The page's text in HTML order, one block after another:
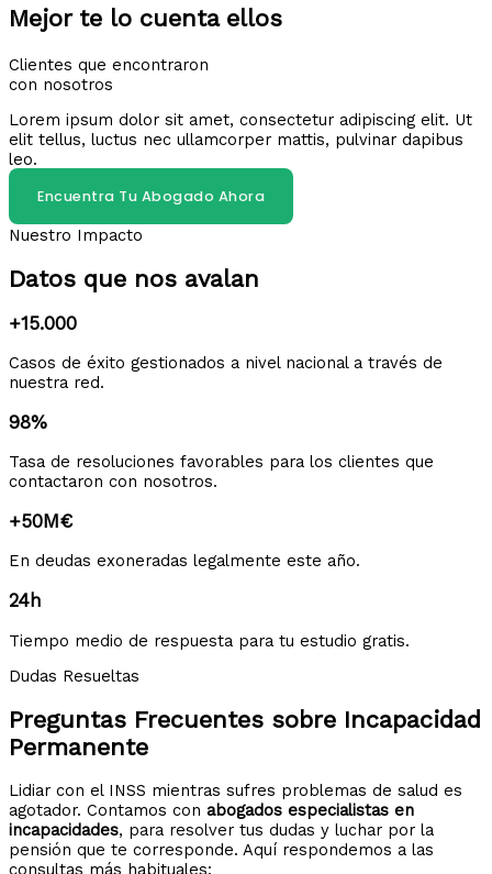
Mejor te lo cuenta ellos
Clientes que encontraron
con nosotros
Lorem ipsum dolor sit amet, consectetur adipiscing elit. Ut
elit tellus, luctus nec ullamcorper mattis, pulvinar dapibus
leo.
Encuentra Tu Abogado Ahora
Nuestro Impacto
Datos que nos avalan
+15.000
Casos de éxito gestionados a nivel nacional a través de
nuestra red.
98%
Tasa de resoluciones favorables para los clientes que
contactaron con nosotros.
+50M€
En deudas exoneradas legalmente este año.
24h
Tiempo medio de respuesta para tu estudio gratis.
Dudas Resueltas
Preguntas Frecuentes sobre Incapacidad
Permanente
Lidiar con el INSS mientras sufres problemas de salud es
agotador. Contamos con abogados especialistas en
incapacidades, para resolver tus dudas y luchar por la
pensión que te corresponde. Aquí respondemos a las
consultas más habituales: